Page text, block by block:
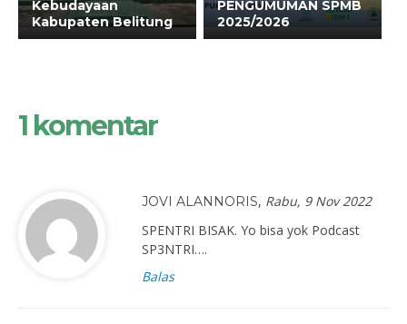
Kebudayaan
Kabupaten Belitung
PENGUMUMAN SPMB
2025/2026
1 komentar
JOVI ALANNORIS, Rabu, 9 Nov 2022
SPENTRI BISAK. Yo bisa yok Podcast
SP3NTRI….
Balas